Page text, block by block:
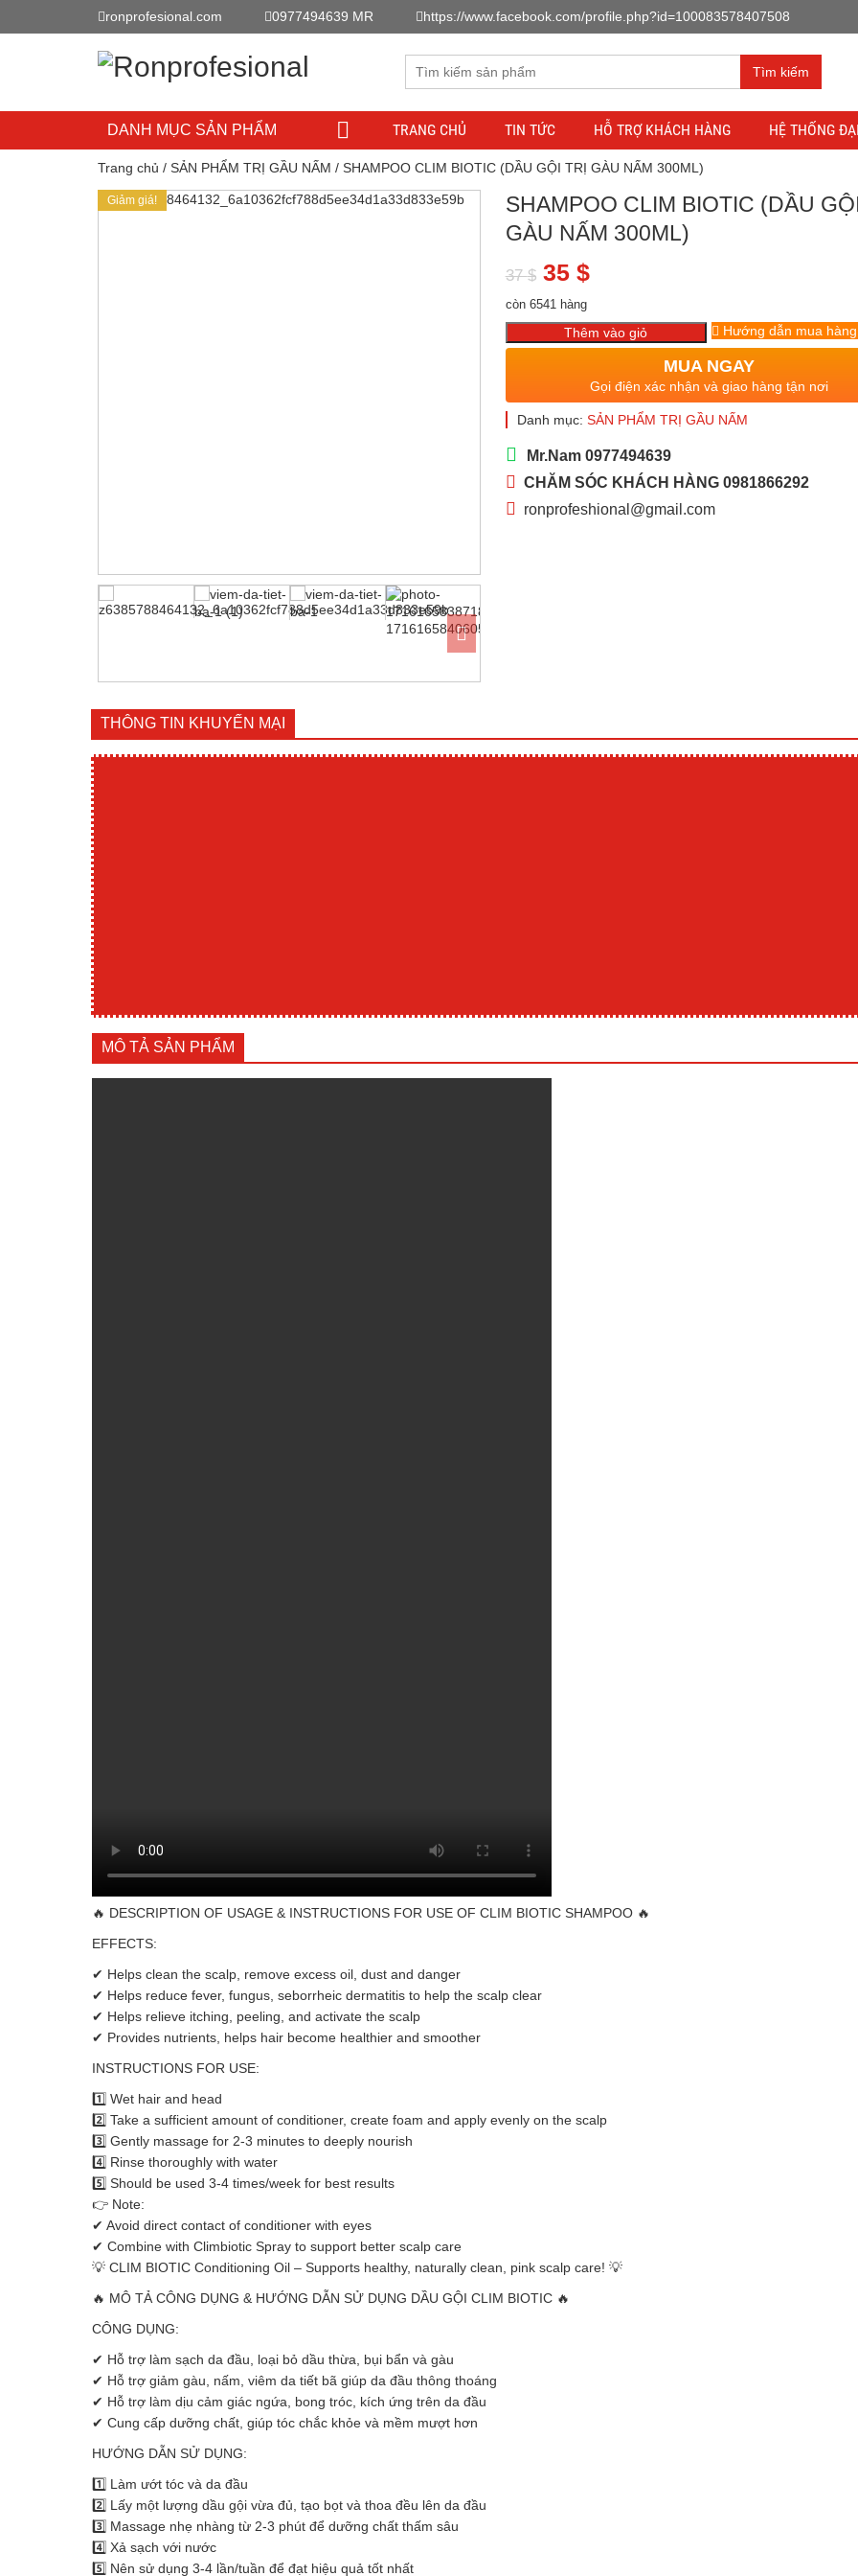
ronprofesional.com 0977494639 MR https://www.facebook.com/profile.php?id=100083578407508
Tìm kiếm
DANH MỤC SẢN PHẨM TRANG CHỦ TIN TỨC HỖ TRỢ KHÁCH HÀNG HỆ THỐNG
Trang chủ / SẢN PHẨM TRỊ GẦU NẤM / SHAMPOO CLIM BIOTIC (DẦU GỘI TRỊ GÀU NẤM 300ML)
Giảm giá!
SHAMPOO CLIM BIOTIC (DẦU
GÀU NẤM 300ML)
37$ Giá
gốc
là:
35 $Giá
tại
35 $.
còn 6541 hàng
Thêm vào giỏ Hướng dẫn mua hàng
MUA NGAY
Gọi điện xác nhận và giao hàng tận nơi
Danh mục: SẢN PHẨM TRỊ GẦU NẤM
Mr.Nam 0977494639
CHĂM SÓC KHÁCH HÀNG 0981866292
ronprofeshional@gmail.com
THÔNG TIN KHUYẾN MẠI
MÔ TẢ SẢN PHẨM
🔥 DESCRIPTION OF USAGE & INSTRUCTIONS FOR USE OF CLIM BIOTIC SHAMPOO 🔥
EFFECTS:
✔ Helps clean the scalp, remove excess oil, dust and danger
✔ Helps reduce fever, fungus, seborrheic dermatitis to help the scalp clear
✔ Helps relieve itching, peeling, and activate the scalp
✔ Provides nutrients, helps hair become healthier and smoother
INSTRUCTIONS FOR USE:
1️⃣ Wet hair and head
2️⃣ Take a sufficient amount of conditioner, create foam and apply evenly on the scalp
3️⃣ Gently massage for 2-3 minutes to deeply nourish
4️⃣ Rinse thoroughly with water
5️⃣ Should be used 3-4 times/week for best results
👉 Note:
✔ Avoid direct contact of conditioner with eyes
✔ Combine with Climbiotic Spray to support better scalp care
💡 CLIM BIOTIC Conditioning Oil – Supports healthy, naturally clean, pink scalp care! 💡
🔥 MÔ TẢ CÔNG DỤNG & HƯỚNG DẪN SỬ DỤNG DẦU GỘI CLIM BIOTIC 🔥
CÔNG DỤNG:
✔ Hỗ trợ làm sạch da đầu, loại bỏ dầu thừa, bụi bẩn và gàu
✔ Hỗ trợ giảm gàu, nấm, viêm da tiết bã giúp da đầu thông thoáng
✔ Hỗ trợ làm dịu cảm giác ngứa, bong tróc, kích ứng trên da đầu
✔ Cung cấp dưỡng chất, giúp tóc chắc khỏe và mềm mượt hơn
HƯỚNG DẪN SỬ DỤNG:
1️⃣ Làm ướt tóc và da đầu
2️⃣ Lấy một lượng dầu gội vừa đủ, tạo bọt và thoa đều lên da đầu
3️⃣ Massage nhẹ nhàng từ 2-3 phút để dưỡng chất thấm sâu
4️⃣ Xả sạch với nước
5️⃣ Nên sử dụng 3-4 lần/tuần để đạt hiệu quả tốt nhất